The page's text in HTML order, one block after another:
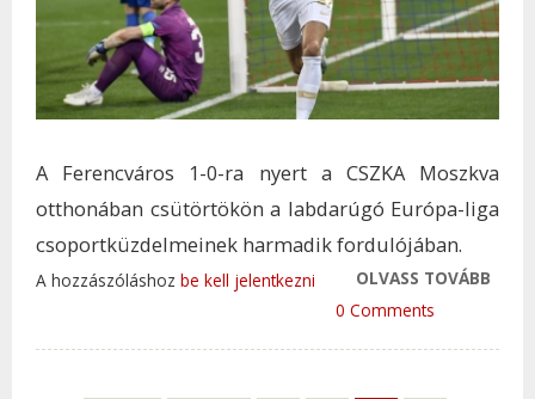
A Ferencváros 1-0-ra nyert a CSZKA Moszkva
otthonában csütörtökön a labdarúgó Európa-liga
csoportküzdelmeinek harmadik fordulójában.
OLVASS TOVÁBB
A hozzászóláshoz be kell jelentkezni
0 Comments